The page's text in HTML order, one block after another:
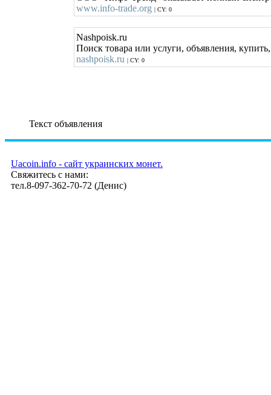
www.info-trade.org | CY: 0
Nashpoisk.ru
Поиск товара или услуги, объявления,
nashpoisk.ru | CY: 0
Текст объявления
Uacoin.info - сайт украинских монет.
Свяжитесь с нами:
тел.8-097-362-70-72 (Денис)